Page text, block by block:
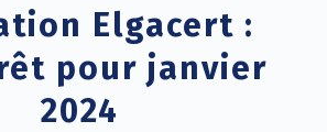
Elgacert :
pour janvier
2024